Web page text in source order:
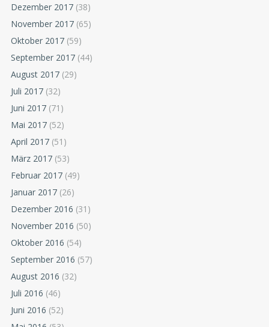
Dezember 2017 (38)
November 2017 (65)
Oktober 2017 (59)
September 2017 (44)
August 2017 (29)
Juli 2017 (32)
Juni 2017 (71)
Mai 2017 (52)
April 2017 (51)
März 2017 (53)
Februar 2017 (49)
Januar 2017 (26)
Dezember 2016 (31)
November 2016 (50)
Oktober 2016 (54)
September 2016 (57)
August 2016 (32)
Juli 2016 (46)
Juni 2016 (52)